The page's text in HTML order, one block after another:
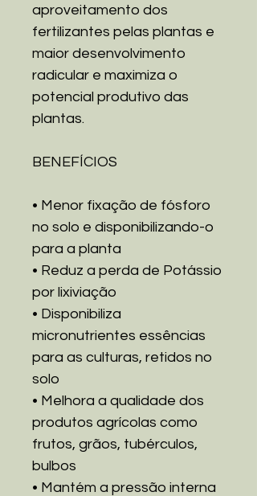
aproveitamento dos
fertilizantes pelas plantas e
maior desenvolvimento
radicular e maximiza o
potencial produtivo das
plantas.
BENEFÍCIOS
• Menor fixação de fósforo
no solo e disponibilizando-o
para a planta
• Reduz a perda de Potássio
por lixiviação
• Disponibiliza
micronutrientes essências
para as culturas, retidos no
solo
• Melhora a qualidade dos
produtos agrícolas como
frutos, grãos, tubérculos,
bulbos
• Mantém a pressão interna